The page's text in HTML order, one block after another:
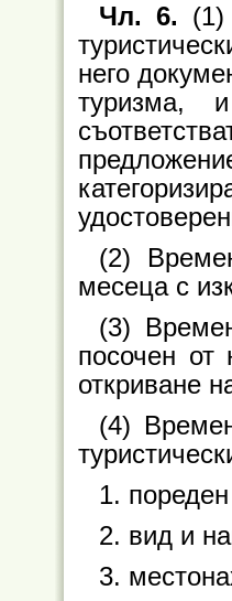
Чл. 6. (1)
него
туризма,
(2)
месеца с
(3)
посочен от
откриване
(4)
1.
2. вид и
3.